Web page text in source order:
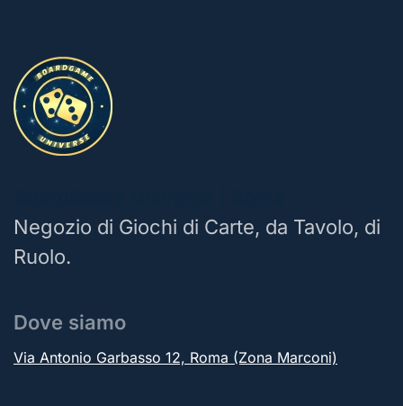
Negozio di Giochi di Carte, da Tavolo, di
Ruolo.
Dove siamo
Via Antonio Garbasso 12, Roma (Zona Marconi)